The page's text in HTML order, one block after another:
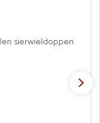
sierwieldoppen